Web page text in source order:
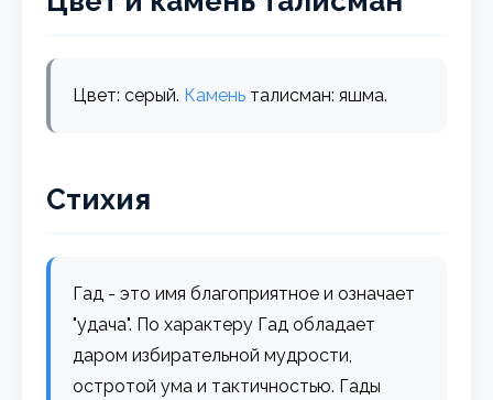
Цвет: серый. Камень талисман: яшма.
Стихия
Гад - это имя благоприятное и означает
"удача". По характеру Гад обладает
даром избирательной мудрости,
остротой ума и тактичностью. Гады